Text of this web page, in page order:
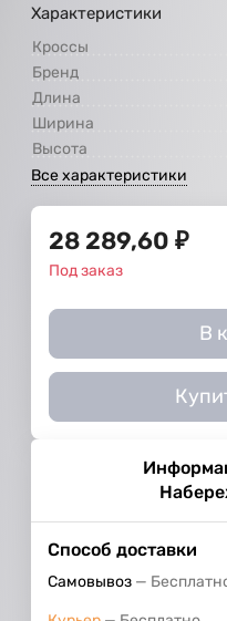
Характеристики
Кроссы
Бренд
Длина
Ширина
Высота
Все характеристики
28 289,60 ₽
Под заказ
В
Способ доставки
Самовывоз